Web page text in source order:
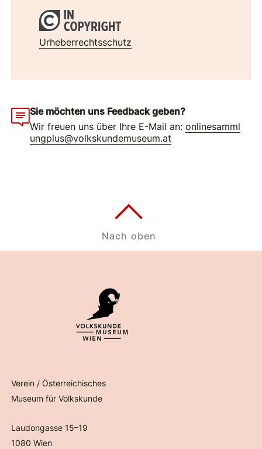
Urheberrechtsschutz
Sie möchten uns Feedback geben?
Wir freuen uns über Ihre E-Mail an:onlinesamml
ungplus@volkskundemuseum.at
Verein / Österreichisches
Museum für Volkskunde
Laudongasse 15–19
1080 Wien
Nach oben